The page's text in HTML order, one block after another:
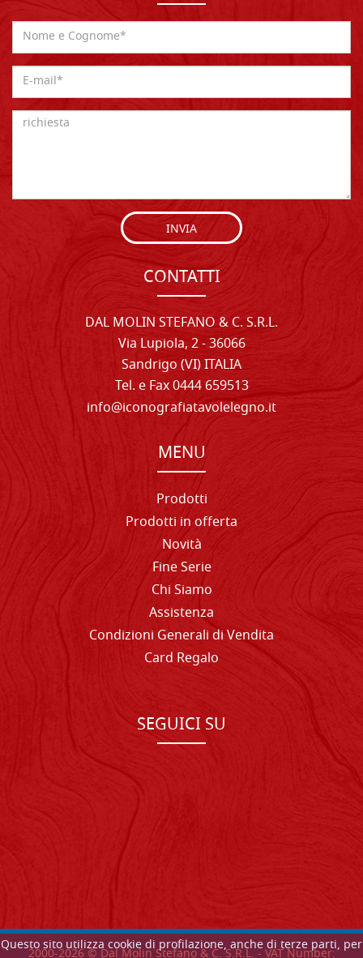
Questo sito utilizza cookie di profilazione, anche di terze parti, per
INVIA
CONTATTI
DAL MOLIN STEFANO & C. S.R.L.
Via Lupiola, 2 - 36066
Sandrigo (VI) ITALIA
Tel. e Fax 0444 659513
info@iconografiatavolelegno.it
MENU
Prodotti
Prodotti in offerta
Novità
Fine Serie
Chi Siamo
Assistenza
Condizioni Generali di Vendita
Card Regalo
SEGUICI SU
2000-2026© Dal Molin Stefano & C. S.R.L. - VAT Number: